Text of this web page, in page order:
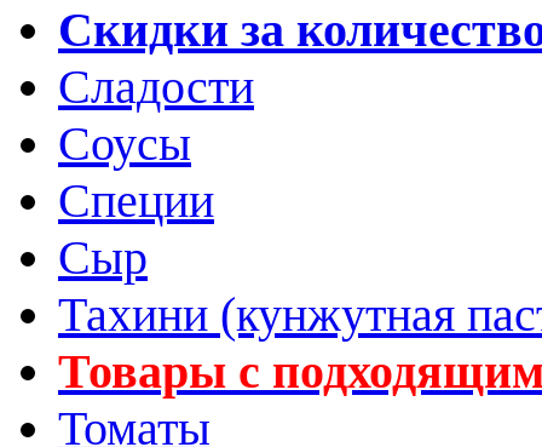
Скидки за
Сладости
Соусы
Специи
Сыр
Тахини (кунжутная
Товары с
Томаты